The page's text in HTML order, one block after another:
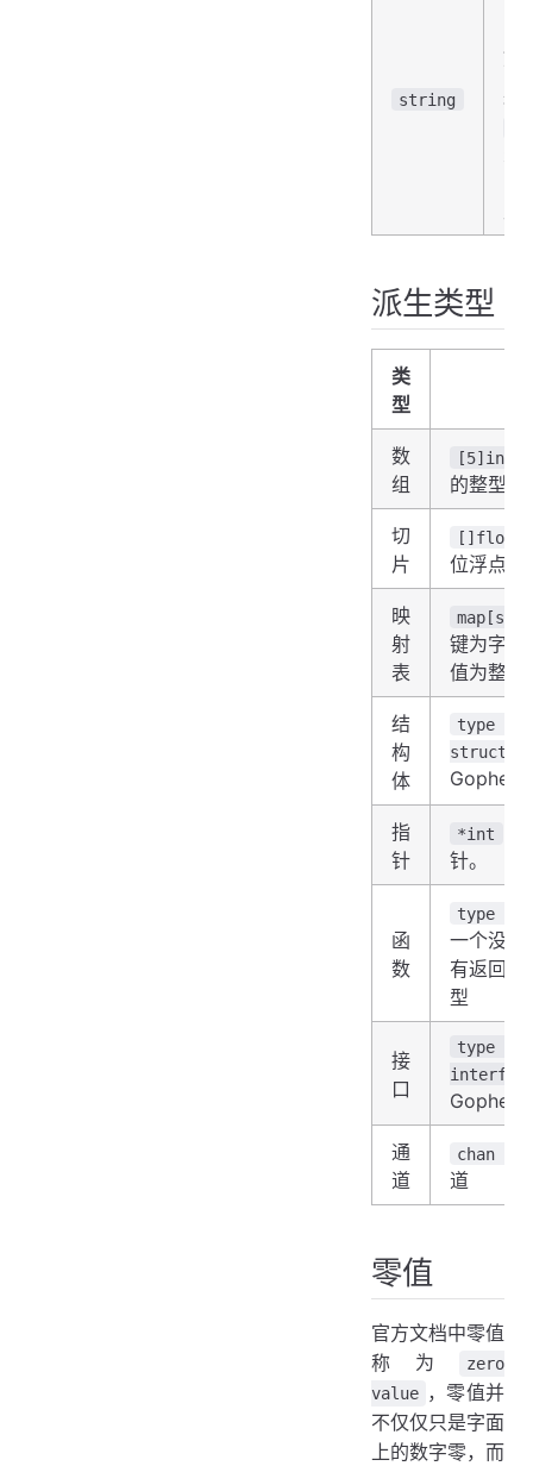
string
换
派生类型
类
型
数
组
[5]int
的整型数
切
片
位浮点数
映
射
表
键为字符
值为整型
结
构
体
type
struct{}
Gopher
指
针
*int
针。
函
数
type f
一个没有
有返回值
型
接
口
type
Gopher
通
道
chan int
道
零值
官方文档中零值
称为
zero
value ，零值并
不仅仅只是字面
上的数字零，而